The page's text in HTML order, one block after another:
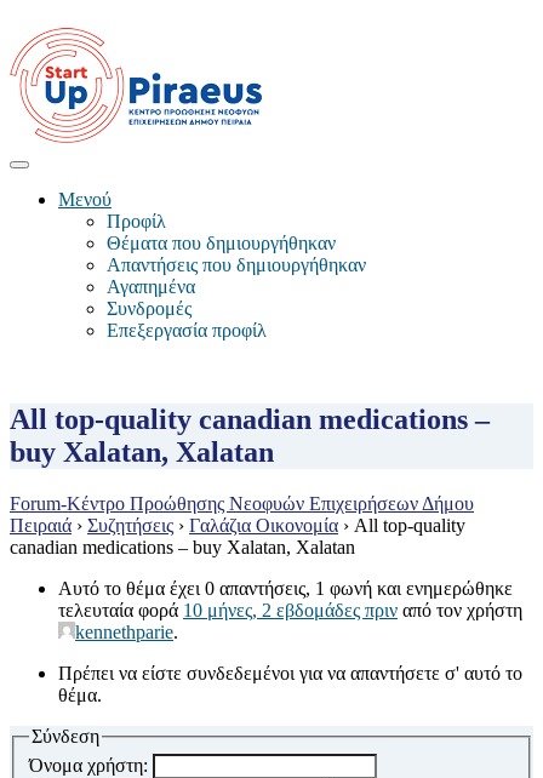
Μενού
Προφίλ
Θέματα που δημιουργήθηκαν
Απαντήσεις που δημιουργήθηκαν
Αγαπημένα
Συνδρομές
Επεξεργασία προφίλ
All top-quality canadian medications –
buy Xalatan, Xalatan
Forum-Κέντρο Προώθησης Νεοφυών Επιχειρήσεων Δήμου
Πειραιά › Συζητήσεις › Γαλάζια Οικονομία › All top-quality
canadian medications – buy Xalatan, Xalatan
Αυτό το θέμα έχει 0 απαντήσεις, 1 φωνή και ενημερώθηκε
τελευταία φορά 10 μήνες, 2 εβδομάδες πριν από τον χρήστη
kennethparie.
Πρέπει να είστε συνδεδεμένοι για να απαντήσετε σ' αυτό το
θέμα.
Σύνδεση
Όνομα χρήστη: